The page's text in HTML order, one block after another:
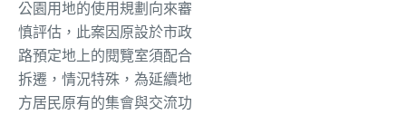
公園用地的使用規劃向來審
慎評估，此案因原設於市政
路預定地上的閱覽室須配合
拆遷，情況特殊，為延續地
方居民原有的集會與交流功